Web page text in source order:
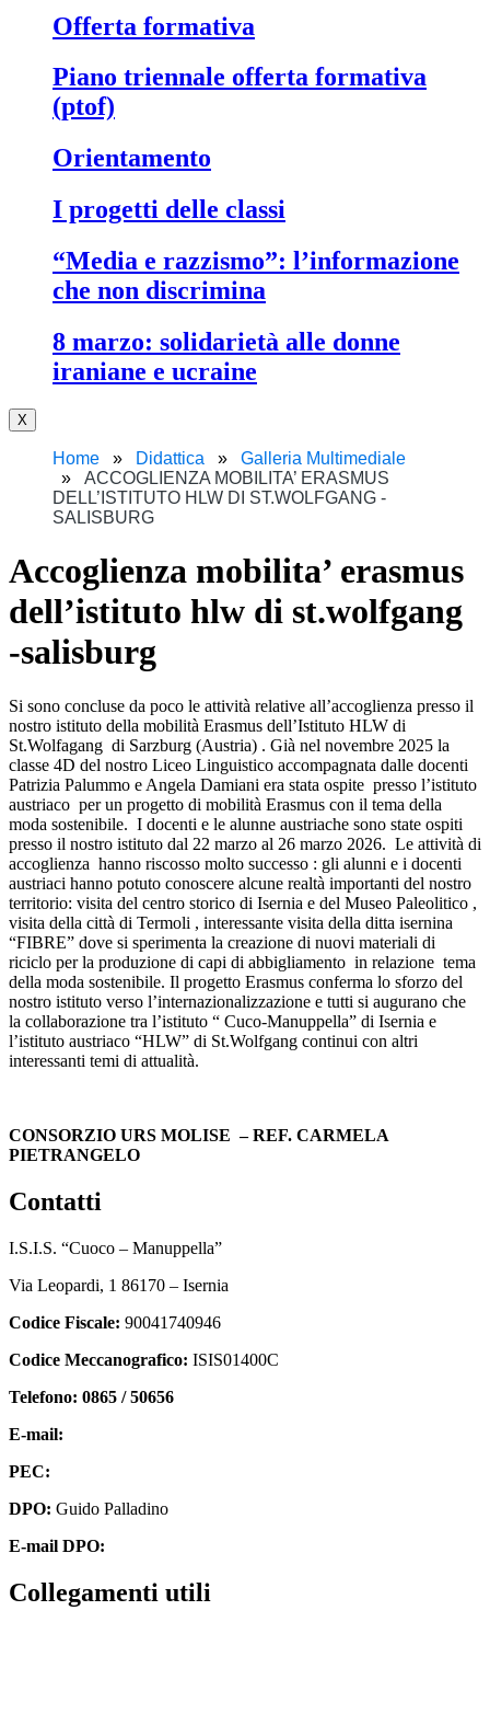
offerta formativa
piano triennale offerta formativa
(ptof)
orientamento
i progetti delle classi
“media e razzismo”: l’informazione
che non discrimina
8 marzo: solidarietà alle donne
iraniane e ucraine
X
Home Didattica
Galleria Multimediale
ACCOGLIENZA MOBILITA’ ERASMUS
DELL’ISTITUTO HLW DI ST.WOLFGANG -
SALISBURG
accoglienza mobilita’ erasmus
dell’istituto hlw di st.wolfgang
-salisburg
Si sono concluse da poco le attività relative all’accoglienza presso il
nostro istituto della mobilità Erasmus dell’Istituto HLW di
St.Wolfagang di Sarzburg (Austria) . Già nel novembre 2025 la
classe 4D del nostro Liceo Linguistico accompagnata dalle docenti
Patrizia Palummo e Angela Damiani era stata ospite presso l’istituto
austriaco per un progetto di mobilità Erasmus con il tema della
moda sostenibile. I docenti e le alunne austriache sono state ospiti
presso il nostro istituto dal 22 marzo al 26 marzo 2026. Le attività di
accoglienza hanno riscosso molto successo : gli alunni e i docenti
austriaci hanno potuto conoscere alcune realtà importanti del nostro
territorio: visita del centro storico di Isernia e del Museo Paleolitico ,
visita della città di Termoli , interessante visita della ditta isernina
“FIBRE” dove si sperimenta la creazione di nuovi materiali di
riciclo per la produzione di capi di abbigliamento in relazione tema
della moda sostenibile. Il progetto Erasmus conferma lo sforzo del
nostro istituto verso l’internazionalizzazione e tutti si augurano che
la collaborazione tra l’istituto “ Cuco-Manuppella” di Isernia e
l’istituto austriaco “HLW” di St.Wolfgang continui con altri
interessanti temi di attualità.
CONSORZIO URS MOLISE – REF. CARMELA
PIETRANGELO
contatti
I.S.I.S. “Cuoco – Manuppella”
Via Leopardi, 1 86170 – Isernia
Codice Fiscale: 90041740946
Codice Meccanografico: ISIS01400C
Telefono: 0865 / 50656
E-mail:
PEC:
DPO: Guido Palladino
E-mail DPO:
collegamenti utili